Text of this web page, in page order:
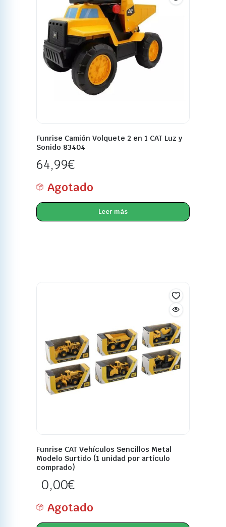
Funrise Camión Volquete 2 en 1 CAT Luz y
Sonido 83404
64,99€
Agotado
Leer más
Funrise CAT Vehículos Sencillos Metal
Modelo Surtido (1 unidad por artículo
comprado)
0,00€
Agotado